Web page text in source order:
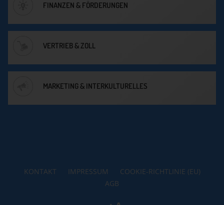
FINANZEN & FÖRDERUNGEN
VERTRIEB & ZOLL
MARKETING & INTERKULTURELLES
KONTAKT IMPRESSUM
COOKIE-RICHTLINIE (EU)
AGB